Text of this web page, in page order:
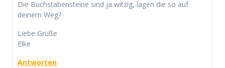
Die Buchstabensteine sind ja witzig, lagen die so auf
deinem Weg?
Liebe Grüße
Elke
Antworten